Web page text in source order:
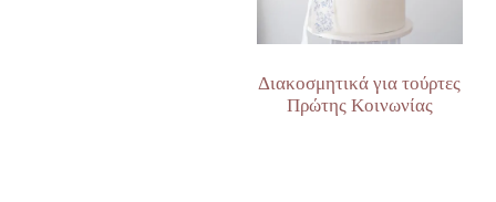
Διακοσμητικά για τούρτες
Πρώτης Κοινωνίας